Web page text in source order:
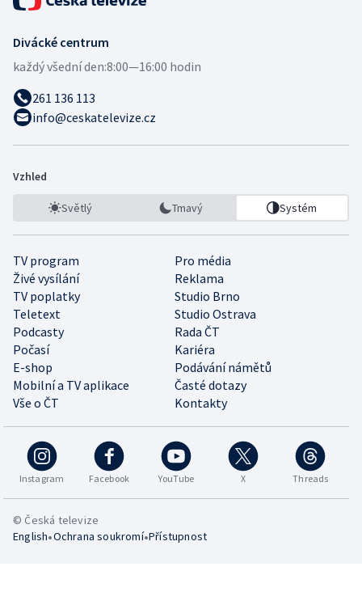
Divácké centrum
každý všední den:8:00—16:00 hodin
261 136 113
info@ceskatelevize.cz
Vzhled
Světlý Tmavý Systém
TV program
Pro média
Živé vysílání
Reklama
TV poplatky
Studio Brno
Teletext
Studio Ostrava
Podcasty
Rada ČT
Počasí
Kariéra
E-shop
Podávání námětů
Mobilní a TV aplikace
Časté dotazy
Vše o ČT
Kontakty
Instagram Facebook YouTube X Threads
© Česká televize
English•Ochrana soukromí•Přístupnost